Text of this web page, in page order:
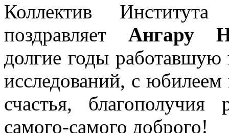
Коллектив
поздравляет Ангару
долгие годы работавшую
исследований, с юбилеем
счастья,
самого-самого доброго!